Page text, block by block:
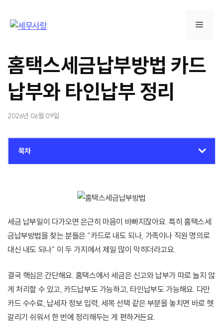
메
홈택스세금납부방법 카드
납부와 타인납부 정리
2026년 06월 09일
목차
세금 납부일이 다가오면 은근히 마음이 바빠지잖아요. 특히 홈택스세
금납부방법을 찾는 분들은 “카드로 내도 되나, 가족이나 직원 명의로
대신 내도 되나” 이 두 가지에서 제일 많이 막히더라고요.
결국 핵심은 간단해요. 홈택스에서 세금은 신고와 납부가 따로 놀지 않
게 처리할 수 있고, 카드납부도 가능하고, 타인납부도 가능해요. 다만
카드 수수료, 납세자 정보 입력, 세목 선택 같은 부분을 놓치면 바로 헷
갈리기 쉬워서 한 번에 정리해두는 게 편하거든요.